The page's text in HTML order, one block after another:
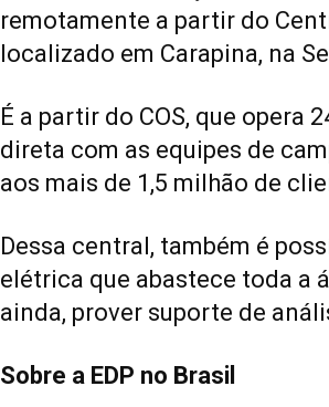
remotamente a partir do
localizado em Carapina, na
É a partir do COS, que opera
direta com as equipes de
aos mais de 1,5 milhão de
Dessa central, também é
elétrica que abastece toda a
ainda, prover suporte de
Sobre a EDP no Brasil